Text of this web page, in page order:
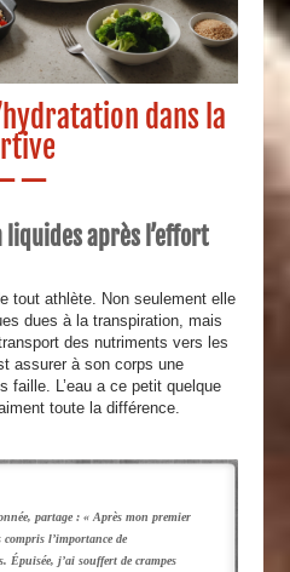
dans la
liquides après l’effort
tout athlète. Non seulement elle
dues à la transpiration, mais
des nutriments vers les
assurer à son corps une
faille. L’eau a ce petit quelque
toute la différence.
partage : « Après mon premier
l’importance de
Épuisée, j’ai souffert de crampes